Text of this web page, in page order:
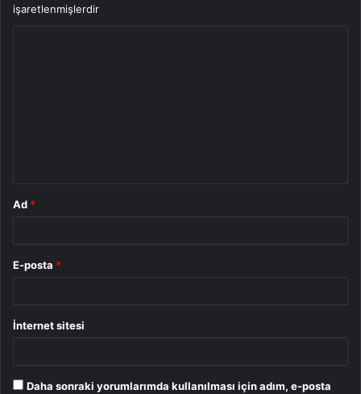
işaretlenmişlerdir
Ad *
E-posta *
İnternet sitesi
Daha sonraki yorumlarımda kullanılması için adım, e-posta